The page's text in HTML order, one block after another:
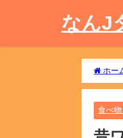
なんJ
ホー
食べ